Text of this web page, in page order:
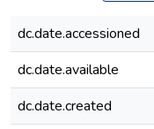
dc.date.accessioned
dc.date.available
dc.date.created